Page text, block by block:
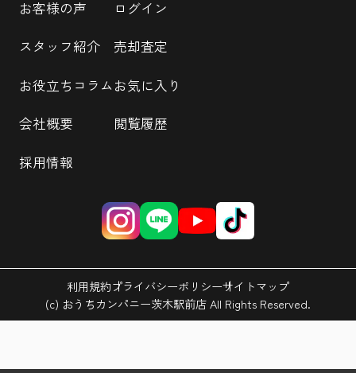
お客様の声
スタッフ紹介
お役立ちコラム
会社概要
採用情報
ログイン
売却査定
お気に入り
閲覧履歴
利用規約プライバシーポリシーサイトマップ
(c) おうちカンパニー茨木駅前店 All Rights Reserved.